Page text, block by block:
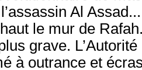
Al
le mur de
grave.
à outrance et